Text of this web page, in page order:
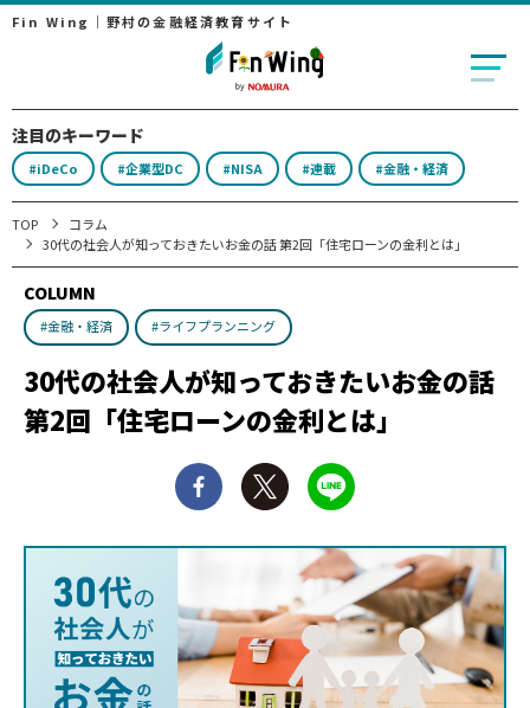
Fin Wing｜野村の金融経済教育サイト
注目のキーワード
#iDeCo #企業型DC #NISA #連載 #金融・経済
TOP
コラム
30代の社会人が知っておきたいお金の話 第2回「住宅ローンの金利とは」
COLUMN
#金融・経済 #ライフプランニング
30代の社会人が知っておきたいお金の話
第2回「住宅ローンの金利とは」